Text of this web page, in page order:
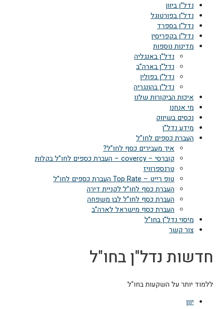
נדל”ן ביוון
נדל”ן בפורטוגל
נדל”ן בספרד
נדל”ן בקפריסין
מדינות נוספות
נדל”ן באנגליה
נדל”ן בארה”ב
נדל”ן בפולין
נדל”ן בהונגריה
איכות הביקורות שלנו
מי אנחנו
נכסים בשיווק
מידע נדל”ן
העברת כספים לחו”ל
איך מעבירים כסף לחו”ל?
קוברסי – covercy – העברת כספים לחו”ל בקלות
טרנספרוויז
טופ רייט – Top Rate העברת כספים לחו”ל
העברת כסף לחו”ל לקניית דירה
העברת כסף לחו”ל לבן משפחה
העברת כסף מישראל לארה”ב
מיסוי נדל”ן בחו”ל
צור קשר
חדשות נדל"ן בחו"ל
ללמוד יותר על השקעות בחו"ל
יוון